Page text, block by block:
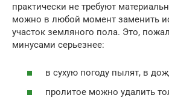
практически не требуют
можно в любой момент заменить
участок земляного пола. Это,
минусами серьезнее:
в сухую погоду пылят, в
пролитое можно удалить